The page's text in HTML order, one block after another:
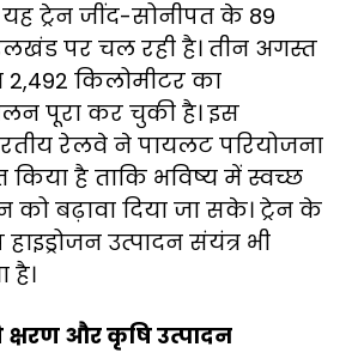
यह ट्रेन जींद-सोनीपत के 89
पर चल रही है। तीन अगस्त
किलोमीटर का
पूरा कर चुकी है। इस
रेलवे ने पायलट परियोजना
है ताकि भविष्य में स्वच्छ
को बढ़ावा दिया जा सके। ट्रेन के
उत्पादन संयंत्र भी
है।
और कृषि उत्पादन